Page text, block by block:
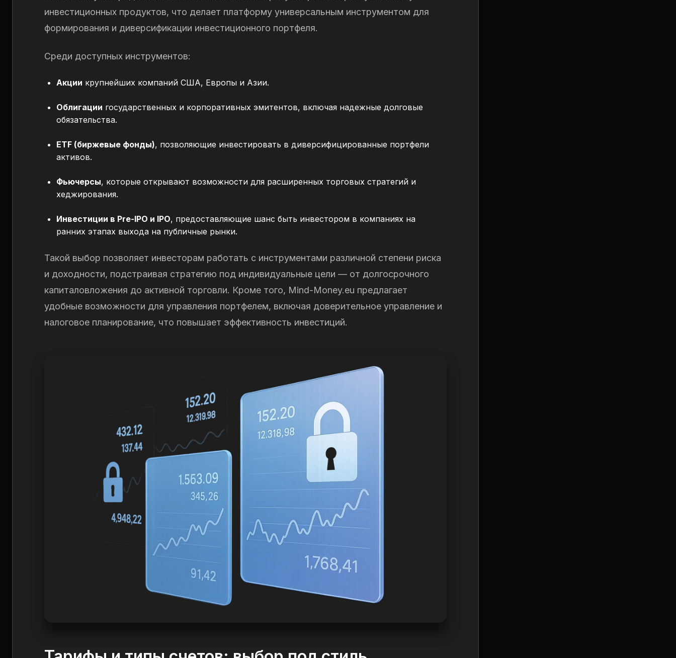
инвестиционных продуктов, что делает платформу универсальным инструментом для
формирования и диверсификации инвестиционного портфеля.
Среди доступных инструментов:
Акции крупнейших компаний США, Европы и Азии.
Облигации государственных и корпоративных эмитентов, включая надежные долговые
обязательства.
ETF (биржевые фонды), позволяющие инвестировать в диверсифицированные портфели
активов.
Фьючерсы, которые открывают возможности для расширенных торговых стратегий и
хеджирования.
Инвестиции в Pre-IPO и IPO, предоставляющие шанс быть инвестором в компаниях на
ранних этапах выхода на публичные рынки.
Такой выбор позволяет инвесторам работать с инструментами различной степени риска
и доходности, подстраивая стратегию под индивидуальные цели — от долгосрочного
капиталовложения до активной торговли. Кроме того, Mind-Money.eu предлагает
удобные возможности для управления портфелем, включая доверительное управление и
налоговое планирование, что повышает эффективность инвестиций.